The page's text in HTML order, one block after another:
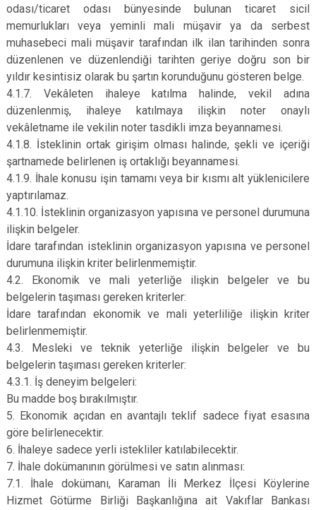
odası/ticaret odası bünyesinde bulunan ticaret sicil
memurlukları veya yeminli mali müşavir ya da serbest
muhasebeci mali müşavir tarafından ilk ilan tarihinden sonra
düzenlenen ve düzenlendiği tarihten geriye doğru son bir
yıldır kesintisiz olarak bu şartın korunduğunu gösteren belge.
4.1.7. Vekâleten ihaleye katılma halinde, vekil adına
düzenlenmiş, ihaleye katılmaya ilişkin noter onaylı
vekâletname ile vekilin noter tasdikli imza beyannamesi.
4.1.8. İsteklinin ortak girişim olması halinde, şekli ve içeriği
şartnamede belirlenen iş ortaklığı beyannamesi.
4.1.9. İhale konusu işin tamamı veya bir kısmı alt yüklenicilere
yaptırılamaz.
4.1.10. İsteklinin organizasyon yapısına ve personel durumuna
ilişkin belgeler.
İdare tarafından isteklinin organizasyon yapısına ve personel
durumuna ilişkin kriter belirlenmemiştir.
4.2. Ekonomik ve mali yeterliğe ilişkin belgeler ve bu
belgelerin taşıması gereken kriterler:
İdare tarafından ekonomik ve mali yeterliliğe ilişkin kriter
belirlenmemiştir.
4.3. Mesleki ve teknik yeterliğe ilişkin belgeler ve bu
belgelerin taşıması gereken kriterler:
4.3.1. İş deneyim belgeleri:
Bu madde boş bırakılmıştır.
5. Ekonomik açıdan en avantajlı teklif sadece fiyat esasına
göre belirlenecektir.
6. İhaleye sadece yerli istekliler katılabilecektir.
7. İhale dokümanının görülmesi ve satın alınması:
7.1. İhale dokümanı, Karaman İli Merkez İlçesi Köylerine
Hizmet Götürme Birliği Başkanlığına ait Vakıflar Bankası